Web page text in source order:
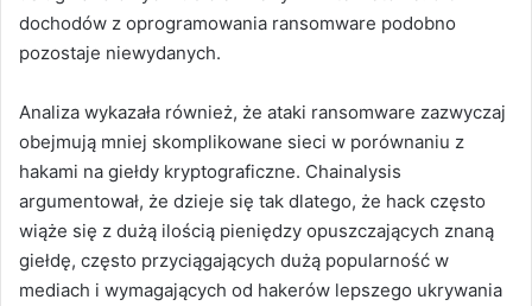
dochodów z oprogramowania ransomware podobno
pozostaje niewydanych.
Analiza wykazała również, że ataki ransomware zazwyczaj
obejmują mniej skomplikowane sieci w porównaniu z
hakami na giełdy kryptograficzne. Chainalysis
argumentował, że dzieje się tak dlatego, że hack często
wiąże się z dużą ilością pieniędzy opuszczających znaną
giełdę, często przyciągających dużą popularność w
mediach i wymagających od hakerów lepszego ukrywania